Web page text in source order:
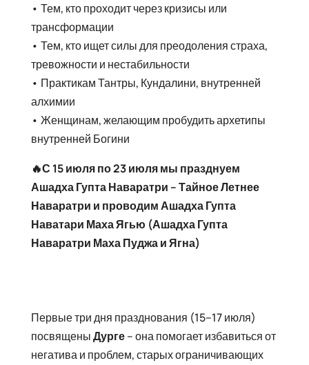
• Тем, кто проходит через кризисы или
трансформации
• Тем, кто ищет силы для преодоления страха,
тревожности и нестабильности
• Практикам Тантры, Кундалини, внутренней
алхимии
• Женщинам, желающим пробудить архетипы
внутренней Богини
🔥С 15 июля по 23 июля мы празднуем
Ашадха Гупта Наваратри – Тайное Летнее
Наваратри и проводим Ашадха Гупта
Наватари Маха Ягью (Ашадха Гупта
Наваратри Маха Пуджа и Ягна)
Первые три дня празднования (15–17 июля)
посвященыДурге– она помогает избавиться от
негатива и проблем, старых ограничивающих